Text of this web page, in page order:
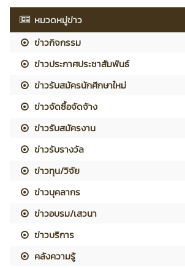
หมวดหมู่ข่าว
ข่าวกิจกรรม
ข่าวประกาศประชาสัมพันธ์
ข่าวรับสมัครนักศึกษาใหม่
ข่าวจัดซื้อจัดจ้าง
ข่าวรับสมัครงาน
ข่าวรับรางวัล
ข่าวทุน/วิจัย
ข่าวบุคลากร
ข่าวอบรม/เสวนา
ข่าวบริการ
คลังความรู้